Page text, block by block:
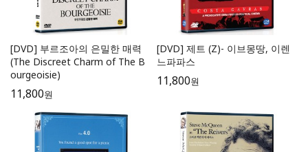
[DVD] 부르조아의 은밀한 매력
(The Discreet Charm of The B
ourgeoisie)
11,800원
[DVD] 제트 (Z)- 이브몽땅, 이렌
느파파스
11,800원